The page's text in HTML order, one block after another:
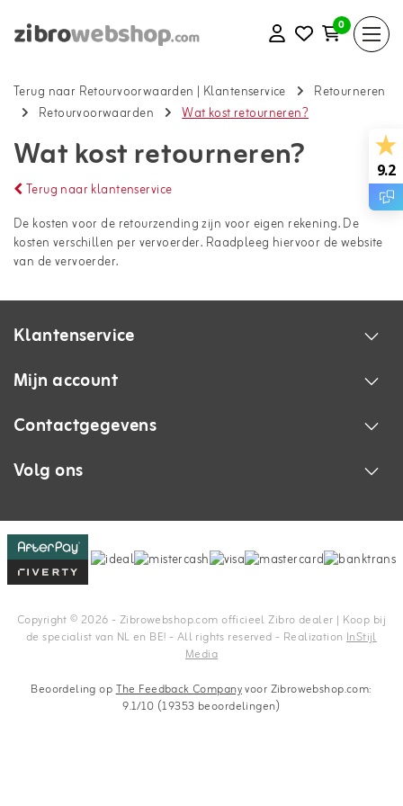
0
Terug naar Retourvoorwaarden | Klantenservice
Retourneren
Retourvoorwaarden
Wat kost retourneren?
Wat kost retourneren?
Terug naar klantenservice
De kosten voor de retourzending zijn voor eigen rekening. De
kosten verschillen per vervoerder. Raadpleeg hiervoor de website
van de vervoerder.
Klantenservice
Mijn account
Contactgegevens
Volg ons
Copyright © 2026 - Zibrowebshop.com officieel Zibro dealer | Koop bij
de specialist van NL en BE! - All rights reserved - Realization InStijl
Media
9.2
Beoordeling opThe Feedback Companyvoor Zibrowebshop.com:
9.1/10 (19353 beoordelingen)